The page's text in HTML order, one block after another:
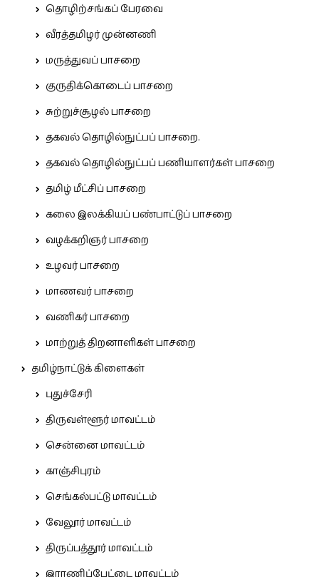
தொழிற்சங்கப் பேரவை
வீரத்தமிழர் முன்னணி
மருத்துவப் பாசறை
குருதிக்கொடைப் பாசறை
சுற்றுச்சூழல் பாசறை
தகவல் தொழில்நுட்பப் பாசறை.
தகவல் தொழில்நுட்பப் பணியாளர்கள் பாசறை
தமிழ் மீட்சிப் பாசறை
கலை இலக்கியப் பண்பாட்டுப் பாசறை
வழக்கறிஞர் பாசறை
உழவர் பாசறை
மாணவர் பாசறை
வணிகர் பாசறை
மாற்றுத் திறனாளிகள் பாசறை
தமிழ்நாட்டுக் கிளைகள்
புதுச்சேரி
திருவள்ளூர் மாவட்டம்
சென்னை மாவட்டம்
காஞ்சிபுரம்
செங்கல்பட்டு மாவட்டம்
வேலூர் மாவட்டம்
திருப்பத்தூர் மாவட்டம்
இராணிப்பேட்டை மாவட்டம்